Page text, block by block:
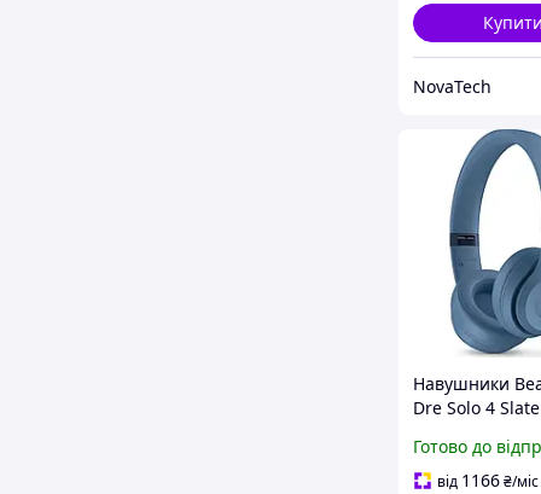
Купити
NovaTech
Навушники
Dre Solo 4
Готово до
від 1166₴/міс